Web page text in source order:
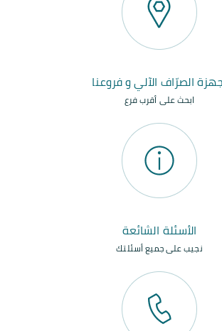
الصرّاف الآلي و فروعنا
ابحث على أقرب فرع
الأسئلة الشائعة
نجيب على جميع أسئلتك